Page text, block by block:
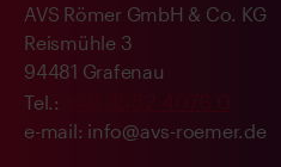
AVS Römer GmbH & Co. KG
Reismühle 3
94481 Grafenau
Tel.:
e-mail: info@avs-roemer.de